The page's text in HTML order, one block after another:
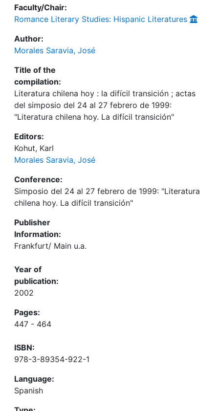
Faculty/Chair:
Romance Literary Studies: Hispanic Literatures
Author:
Morales Saravia, José
Title of the
compilation:
Literatura chilena hoy : la difícil transición ; actas
del simposio del 24 al 27 febrero de 1999:
"Literatura chilena hoy. La difícil transición"
Editors:
Kohut, Karl
Morales Saravia, José
Conference:
Simposio del 24 al 27 febrero de 1999: "Literatura
chilena hoy. La difícil transición"
Publisher
Information:
Frankfurt/ Main u.a.
Year of
publication:
2002
Pages:
447 - 464
ISBN:
978-3-89354-922-1
Language:
Spanish